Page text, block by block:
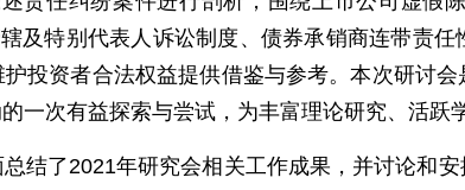
及特别代表人诉讼制度、债券承销商连带责
投资者合法权益提供借鉴与参考。本次研讨
一次有益探索与尝试，为丰富理论研究、活跃
结了2021年研究会相关工作成果，并讨论和